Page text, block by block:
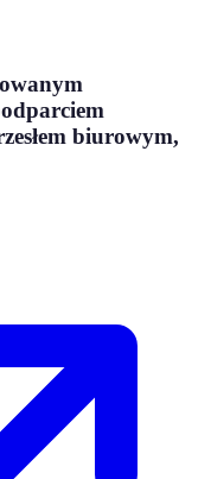
biurowym,